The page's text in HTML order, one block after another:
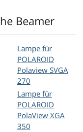
Beamer
Lampe für
POLAROID
Polaview SVGA
270
Lampe für
POLAROID
PolaView XGA
350